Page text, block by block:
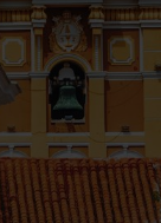
Programas
Junior y Jóvenes
Adultos